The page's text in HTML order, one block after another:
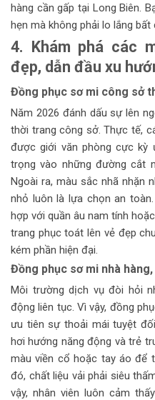
hàng cần gấp tại Long Biên.
hẹn mà không phải lo lắng bất
4. Khám phá các
đẹp, dẫn đầu xu
Đồng phục sơ mi công sở
Năm 2026 đánh dấu sự lên
thời trang công sở. Thực tế,
được giới văn phòng cực kỳ
trọng vào những đường cắt
Ngoài ra, màu sắc nhã nhặn
nhỏ luôn là lựa chọn an
hợp với quần âu nam tính
trang phục toát lên vẻ đẹp
kém phần hiện đại.
Đồng phục sơ mi nhà
Môi trường dịch vụ đòi hỏi
động liên tục. Vì vậy, đồng
ưu tiên sự thoải mái tuyệt
hơi hướng năng động và trẻ
màu viền cổ hoặc tay áo để
đó, chất liệu vải phải siêu
vậy, nhân viên luôn cảm